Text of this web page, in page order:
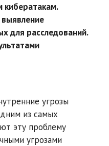
кибератакам.
для расследований.
угрозы
из самых
эту проблему
угрозами